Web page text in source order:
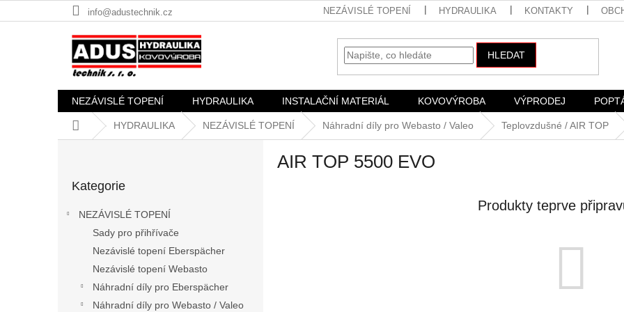
na
info@adustechnik.cz NEZÁVISLÉ TOPENÍ HYDRAULIKA KONTAKTY
HLEDAT
NEZÁVISLÉ TOPENÍ HYDRAULIKA INSTALAČNÍ MATERIÁL KOVOVÝROBA VÝPRODEJ
Domů HYDRAULIKA NEZÁVISLÉ TOPENÍ Náhradní díly pro Webasto / Valeo Teplovzdušné / AIR TOP
kategorie
Kategorie
NEZÁVISLÉ TOPENÍ
Sady pro přihřívače
Nezávislé topení Eberspächer
Nezávislé topení Webasto
Náhradní díly pro Eberspächer
Náhradní díly pro Webasto / Valeo
AIR TOP 5500 EVO
Produkty teprve